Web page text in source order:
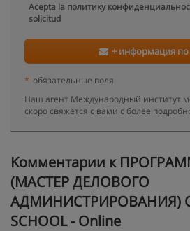
Acepta la политику
solicitud
+ информация по
* обязательные поля
Наш агент Международный институт
скоро свяжется с вами с более
Kомментарии к
(МАСТЕР ДЕЛОВОГО
АДМИНИСТРИРОВАНИЯ)
SCHOOL - Online